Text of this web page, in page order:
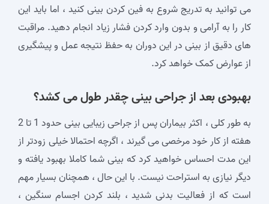
می‌ توانید به تدریج شروع به فین کردن بینی کنید ، اما باید این
کار را به آرامی و بدون وارد کردن فشار زیاد انجام دهید. مراقبت‌
های دقیق از بینی در این دوران به حفظ نتیجه عمل و پیشگیری
از عوارض کمک خواهد کرد.
بهبودی بعد از جراحی بینی چقدر طول می کشد؟
به طور کلی ، اکثر بیماران پس از جراحی زیبایی بینی حدود 1 تا 2
هفته از کار خود مرخصی می گیرند ، اگرچه احتمالا خیلی زودتر از
این مدت احساس خواهید کرد که بینی شما کاملا بهبود یافته و
دیگر نیازی به استراحت نیست. با این حال ، همچنان بسیار مهم
است که از فعالیت بدنی شدید ، بلند کردن اجسام سنگین ،